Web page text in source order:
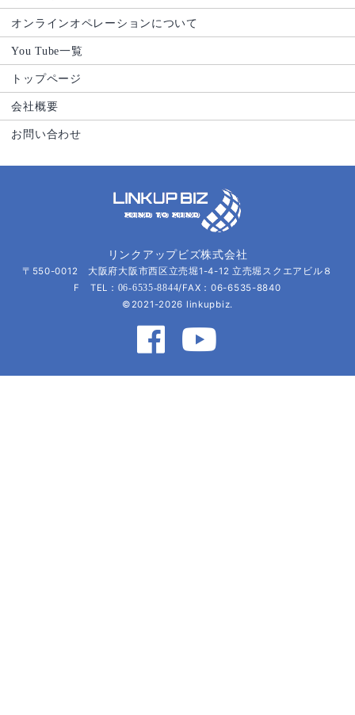
オンラインオペレーションについて
You Tube一覧
トップページ
会社概要
お問い合わせ
リンクアップビズ株式会社
〒550-0012 大阪府大阪市西区立売堀1-4-12 立売堀スクエアビル８
F TEL： 06-6535-8844/FAX：06-6535-8840
©2021-2026 linkupbiz.